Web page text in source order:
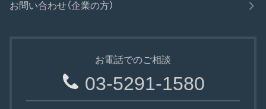
お問い合わせ（企業の方）
お電話でのご相談
03-5291-1580